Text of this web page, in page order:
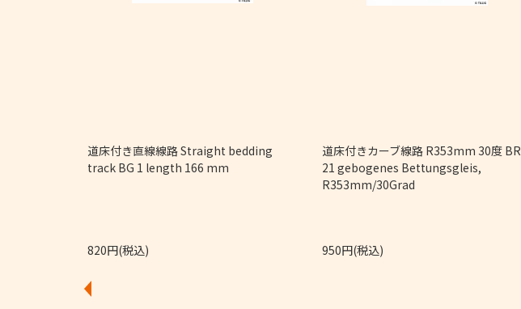
道床付き直線線路 Straight bedding
track BG 1 length 166 mm
820円(税込)
道床付きカーブ線路 R353mm 30度 BR
21 gebogenes Bettungsgleis,
R353mm/30Grad
950円(税込)